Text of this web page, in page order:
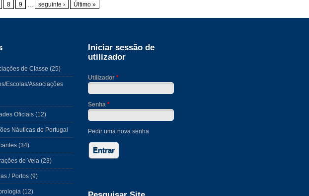
8 9 seguinte › Último »
de Classe (25)
Escolas/Associações
Oficiais (12)
Náuticas de Portugal
(34)
de Vela (23)
/ Portos (9)
(12)
Iniciar sessão de
utilizador
Utilizador*
Senha*
Pedir uma nova senha